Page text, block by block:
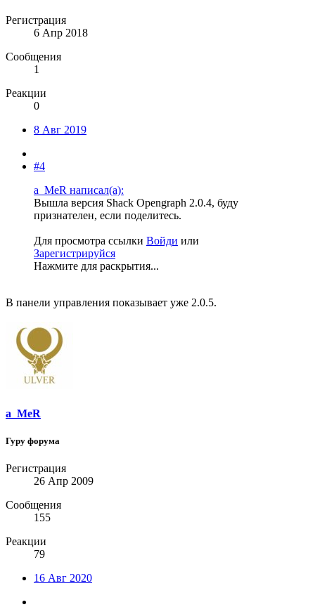
Регистрация
6 Апр 2018
Сообщения
1
Реакции
0
8 Авг 2019
#4
a_MeR написал(а):
Вышла версия Shack Opengraph 2.0.4, буду
признателен, если поделитесь.
Для просмотра ссылки Войди или
Зарегистрируйся
Нажмите для раскрытия...
В панели управления показывает уже 2.0.5.
a_MeR
Гуру форума
Регистрация
26 Апр 2009
Сообщения
155
Реакции
79
16 Авг 2020